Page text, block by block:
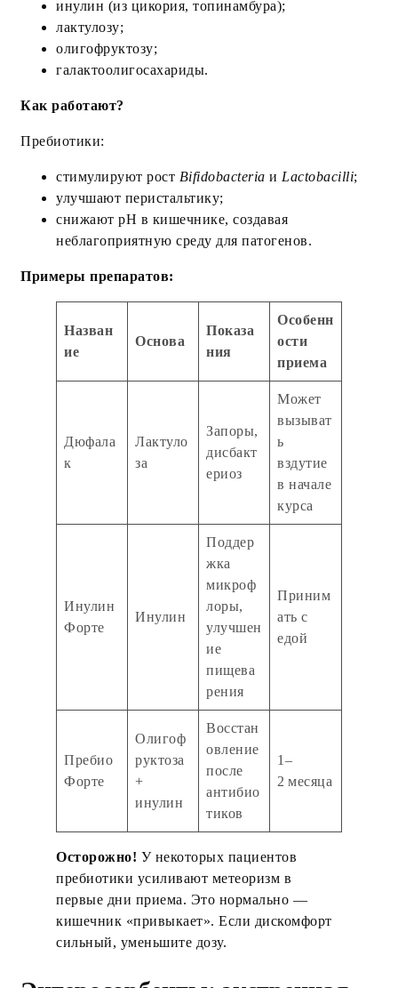
инулин (из цикория, топинамбура);
лактулозу;
олигофруктозу;
галактоолигосахариды.
Как работают?
Пребиотики:
стимулируют рост Bifidobacteria и Lactobacilli;
улучшают перистальтику;
снижают pH в кишечнике, создавая
неблагоприятную среду для патогенов.
Примеры препаратов:
Назван
ие
Основа
Показа
ния
Особенн
ости
приема
Дюфала
к
Лактуло
за
Запоры,
дисбакт
ериоз
Может
вызыват
ь
вздутие
в начале
курса
Инулин
Форте
Инулин
Поддер
жка
микроф
лоры,
улучшен
ие
пищева
рения
Приним
ать с
едой
Пребио
Форте
Олигоф
руктоза
+
инулин
Восстан
овление
после
антибио
тиков
1–
2 месяца
Осторожно! У некоторых пациентов
пребиотики усиливают метеоризм в
первые дни приема. Это нормально —
кишечник «привыкает». Если дискомфорт
сильный, уменьшите дозу.